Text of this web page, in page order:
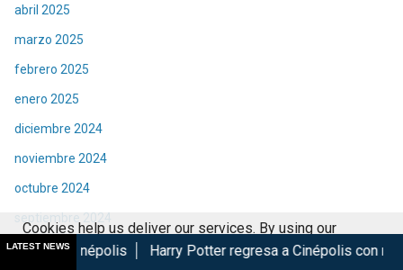
abril 2025
marzo 2025
febrero 2025
enero 2025
diciembre 2024
noviembre 2024
octubre 2024
agosto 2024
LATEST NEWS
Harry Potter regresa a Cinépolis con menú y
Cookies help us deliver our services. By using our
services, you agree to our use of cookies.
Got it